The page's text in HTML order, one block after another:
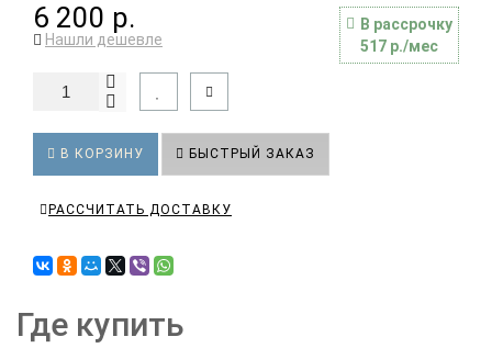
6 200 р.
В рассрочку
517 р./мес
Нашли дешевле
В КОРЗИНУ БЫСТРЫЙ ЗАКАЗ
РАССЧИТАТЬ ДОСТАВКУ
Где купить